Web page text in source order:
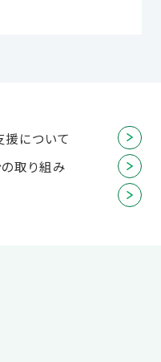
について
取り組み